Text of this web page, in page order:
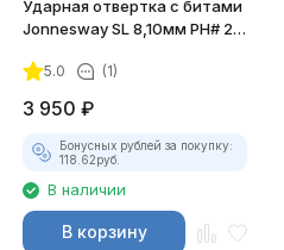
Ударная отвертка с битами
Jonnesway SL 8,10мм PH# 2,3
5.0 (1)
3 950 ₽
Бонусных рублей за покупку:
118.62руб.
В наличии
В корзину